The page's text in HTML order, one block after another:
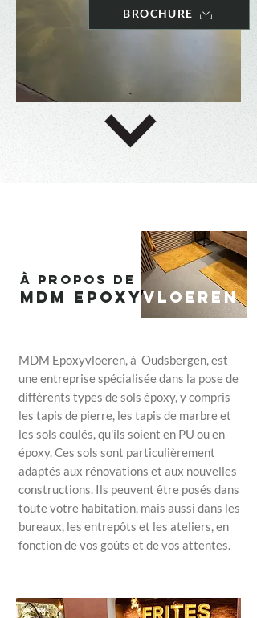
BROCHURE
À propos de
MDM Epoxyvloeren
MDM Epoxyvloeren, à Oudsbergen, est
une entreprise spécialisée dans la pose de
différents types de sols époxy, y compris
les tapis de pierre, les tapis de marbre et
les sols coulés, qu'ils soient en PU ou en
époxy. Ces sols sont particulièrement
adaptés aux rénovations et aux nouvelles
constructions. Ils peuvent être posés dans
toute votre habitation, mais aussi dans les
bureaux, les entrepôts et les ateliers, en
fonction de vos goûts et de vos attentes.